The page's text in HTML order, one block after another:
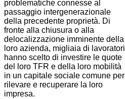
problematiche connesse al
passaggio intergenerazionale
della precedente proprietà. Di
fronte alla chiusura o alla
delocalizzazione imminente della
loro azienda, migliaia di lavoratori
hanno scelto di investire le quote
del loro TFR e della loro mobilità
in un capitale sociale comune per
rilevare e recuperare la loro
impresa.